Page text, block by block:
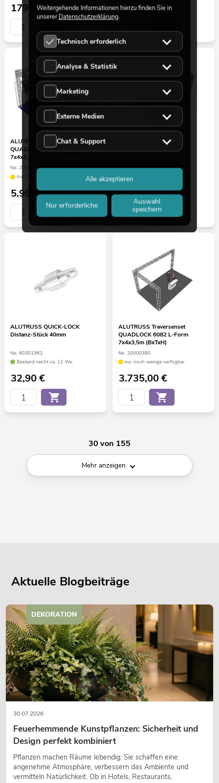
179,00€ 5,50€
ALUTRUSS Traversenset
QUADLOCK 6082R U-Form
7x4x3,5m (BxTxH)
No. 20000384
nur noch wenige verfügbar
5.999,00€
ALUTRUSS Traversenset
QUADLOCK 6082 U-Form
No. 20000379
nur noch wenige verfügbar
5.069,00€
ALUTRUSS QUICK-LOCK
Distanz-Stück 40mm
No. 60301983
Bestand reicht ca. 12 Wo.
32,90€
ALUTRUSS Traversenset
QUADLOCK 6082 L-Form
7x4x3,5m (BxTxH)
No. 20000380
nur noch wenige verfügbar
3.735,00€
30 von 155
Mehr anzeigen
Aktuelle Blogbeiträge
30.07.2026
Feuerhemmende Kunstpflanzen: Sicherheit und
Design perfekt kombiniert
Pflanzen machen Räume lebendig. Sie schaffen eine
angenehme Atmosphäre, verbessern das Ambiente und
vermitteln Natürlichkeit. Ob in Hotels, Restaurants,
DEKORATION
Weitergehende Informationen hierzu finden Sie in
unsererDatenschutzerklärung.
Technisch erforderlich
Analyse & Statistik
Marketing
Externe Medien
Chat & Support
Nur erforderliche
Auswahl
speichern
Alle akzeptieren